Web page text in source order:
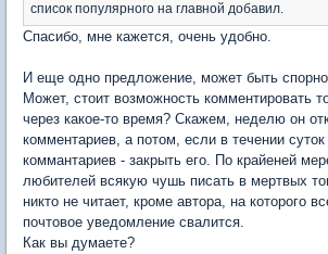
список популярного на главной добавил.
Спасибо, мне кажется, очень удобно.
И еще одно предложение, может быть
Может, стоит возможность комментировать
через какое-то время? Скажем, неделю он
комментариев, а потом, если в течении
коммантариев - закрыть его. По крайеней
любителей всякую чушь писать в мертвых
никто не читает, кроме автора, на которого
почтовое уведомление свалится.
Как вы думаете?